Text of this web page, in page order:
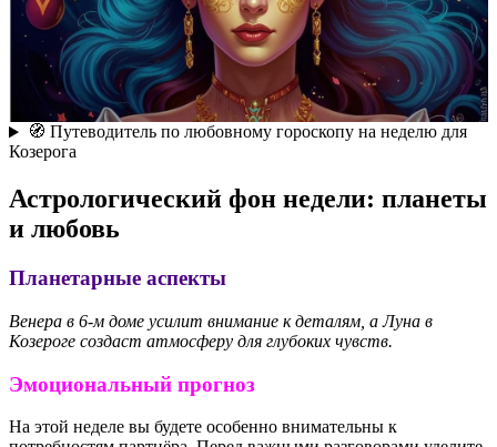
🧭 Путеводитель по любовному гороскопу на неделю для
Козерога
Астрологический фон недели: планеты
и любовь
Планетарные аспекты
Венера в 6-м доме усилит внимание к деталям, а Луна в
Козероге создаст атмосферу для глубоких чувств.
Эмоциональный прогноз
На этой неделе вы будете особенно внимательны к